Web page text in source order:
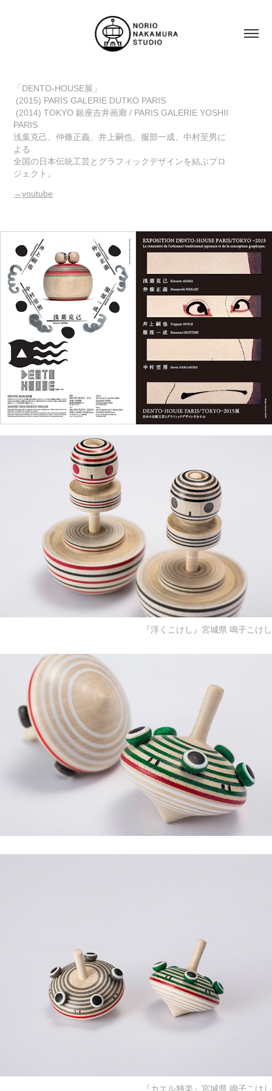
「DENTO-HOUSE展」
(2015) PARIS GALERIE DUTKO PARIS
(2014) TOKYO 銀座吉井画廊 / PARIS GALERIE YOSHII
PARIS
浅葉克己、仲條正義、井上嗣也、服部一成、中村至男に
よる
全国の日本伝統工芸とグラフィックデザインを結ぶプロ
ジェクト。
→youtube
『浮くこけし』宮城県 鳴子こけし
『カエル独楽』宮城県 鳴子こけし